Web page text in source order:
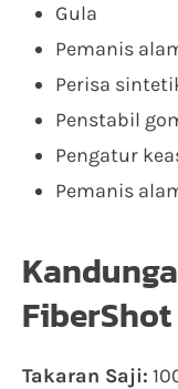
Gula
Pemanis
Perisa
Penstabil
Pengatur
Pemanis
FiberShot
Takaran Saji: